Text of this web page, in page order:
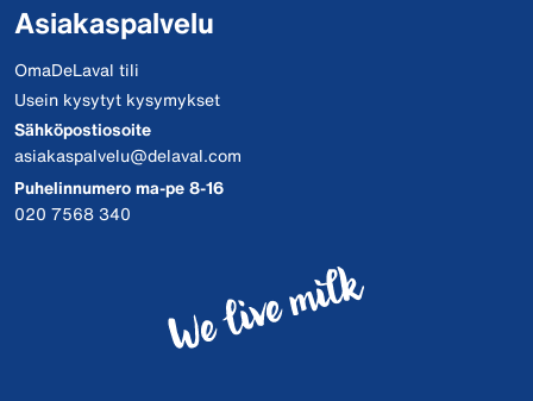
Asiakaspalvelu
OmaDeLaval tili
Usein kysytyt kysymykset
Sähköpostiosoite
asiakaspalvelu@delaval.com
Puhelinnumero ma-pe 8-16
020 7568 340